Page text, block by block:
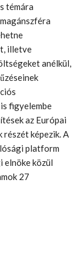
témára
illetve
anélkül,
figyelembe
az Európai
képezik. A
platform
elnöke közül
27